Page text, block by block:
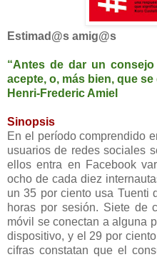
Estimad@s amig@s
“Antes de dar un
acepte, o, más bien, que se
Henri-Frederic Amiel
Sinopsis
En el período comprendido
usuarios de redes sociales
ellos entra en Facebook
ocho de cada diez
un 35 por ciento usa Tuenti
horas por sesión. Siete de
móvil se conectan a alguna
dispositivo, y el 29 por
cifras constatan que el